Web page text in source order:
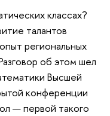
классах?
талантов
региональных
об этом шел
Высшей
конференции
— первой такого